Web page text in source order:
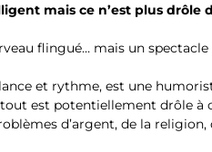
mais ce n’est plus drôle
flingué… mais un
et rythme, est une
est potentiellement drôle à
d’argent, de la